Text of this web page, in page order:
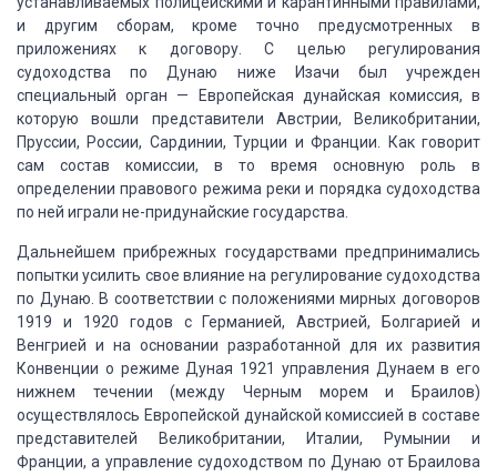
и другим сборам, кроме точно предусмотренных в
приложениях к договору.
С целью регулирования
судоходства по Дунаю ниже Изачи был учрежден
специальный орган — Европейская дунайская комиссия, в
которую вошли представители Австрии, Великобритании,
Пруссии, России, Сардинии, Турции и Франции.
Как говорит
сам состав комиссии, в то время основную роль в
определении правового режима реки и порядка судоходства
по ней играли не-придунайские государства.
Дальнейшем прибрежных государствами предпринимались
попытки усилить свое влияние на регулирование судоходства
по Дунаю.
В соответствии с положениями мирных договоров
1919 и 1920 годов с Германией, Австрией, Болгарией и
Венгрией и на основании разработанной для их развития
Конвенции о режиме Дуная 1921 управления Дунаем в его
нижнем течении (между Черным морем и Браилов)
осуществлялось Европейской дунайской комиссией в составе
представителей Великобритании, Италии, Румынии и
Франции, а управление судоходством по Дунаю от Браилова